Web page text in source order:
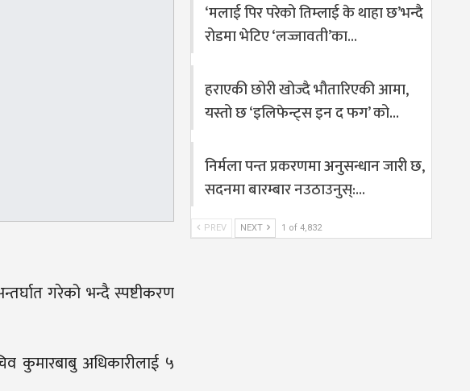
गरेको भन्दै स्पष्टीकरण
कुमारबाबु अधिकारीलाई ५
‘मलाई पिर परेको तिम्लाई के थाहा छ’भन्दै
रोडमा भेटिए ‘लज्जावती’का…
हराएकी छोरी खोज्दै भौतारिएकी आमा,
यस्तो छ ‘इलिफेन्ट्स इन द फग’ को…
निर्मला पन्त प्रकरणमा अनुसन्धान जारी छ,
सदनमा बारम्बार नउठाउनुस्:…
PREV NEXT 1 of 4,832